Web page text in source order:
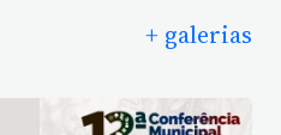
+ galerias